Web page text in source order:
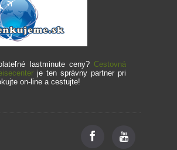
lastminute ceny? Cestovná
je ten správny partner pri
on-line a cestujte!